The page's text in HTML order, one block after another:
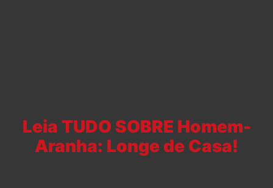
Leia TUDO SOBRE Homem-
Aranha: Longe de Casa!